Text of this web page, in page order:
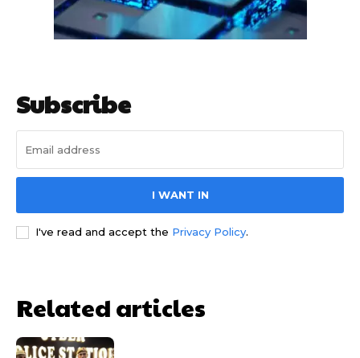
Subscribe
I WANT IN
I've read and accept the Privacy Policy.
Related articles